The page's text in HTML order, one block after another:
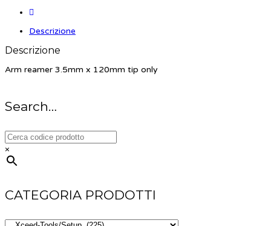
Descrizione
Descrizione
Arm reamer 3.5mm x 120mm tip only
Search…
×
CATEGORIA PRODOTTI